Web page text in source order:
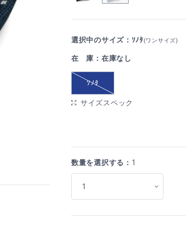
選択中のサイズ：ｿﾉﾀ(ワンサイズ)
在 庫：在庫なし
ｿﾉﾀ
サイズスペック
数量を選択する： 1